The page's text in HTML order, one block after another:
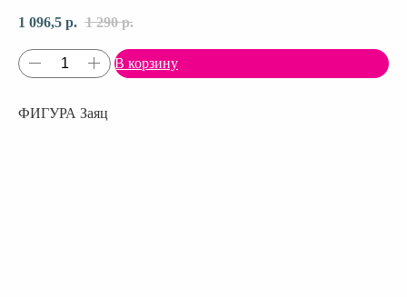
1 096,5 р. 1 290 р.
В корзину
ФИГУРА Заяц